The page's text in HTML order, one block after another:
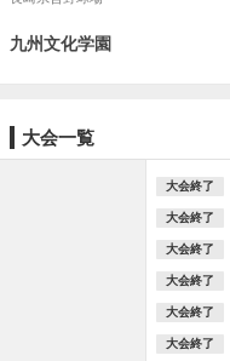
九州文化学園
大会一覧
大会終了
大会終了
大会終了
大会終了
大会終了
大会終了